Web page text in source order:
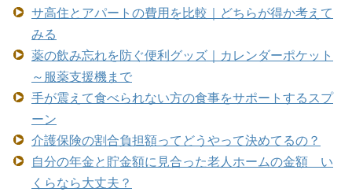
サ高住とアパートの費用を比較｜どちらが得か考えて
みる
薬の飲み忘れを防ぐ便利グッズ｜カレンダーポケット
～服薬支援機まで
手が震えて食べられない方の食事をサポートするスプ
ーン
介護保険の割合負担額ってどうやって決めてるの？
自分の年金と貯金額に見合った老人ホームの金額 い
くらなら大丈夫？